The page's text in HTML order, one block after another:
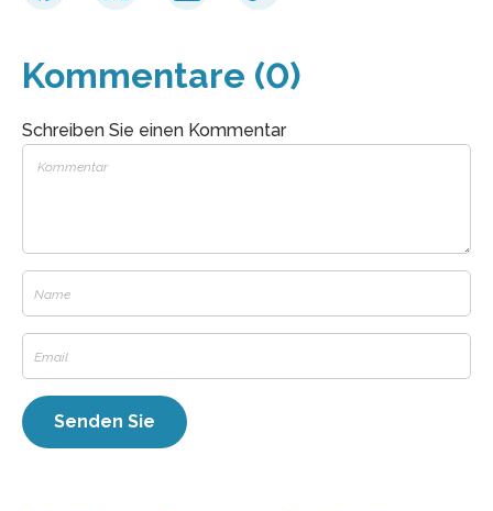
Kommentare (0)
Schreiben Sie einen Kommentar